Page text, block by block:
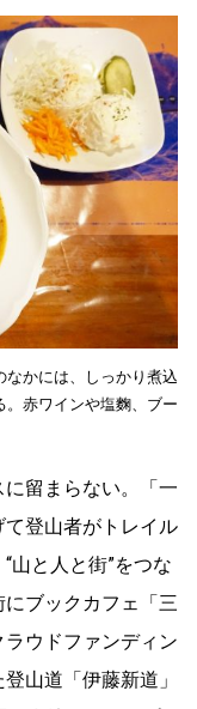
かには、しっかり煮込
。赤ワインや塩麴、ブー
留まらない。「一
登山者がトレイル
山と人と街”をつな
ブックカフェ「三
ウドファンディン
山道「伊藤新道」